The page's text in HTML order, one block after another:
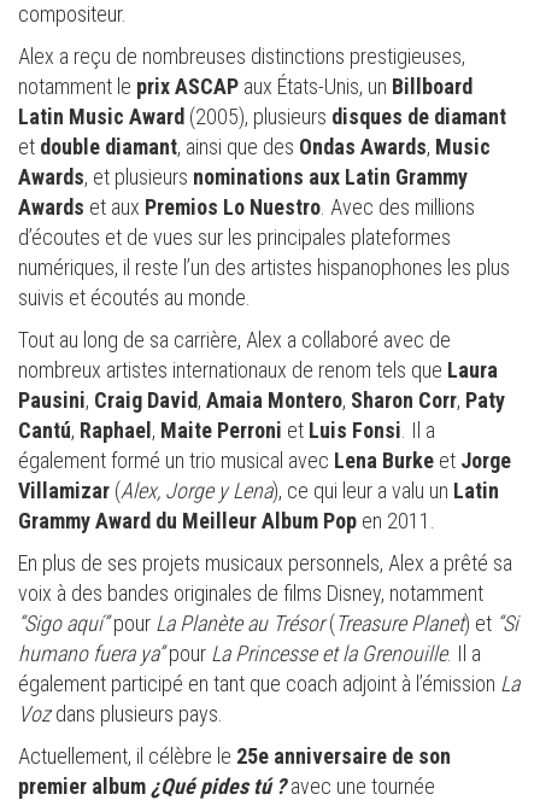
compositeur.
Alex a reçu de nombreuses distinctions prestigieuses,
notamment le prix ASCAP aux États-Unis, un Billboard
Latin Music Award (2005), plusieurs disques de diamant
et double diamant, ainsi que des Ondas Awards, Music
Awards, et plusieurs nominations aux Latin Grammy
Awards et aux Premios Lo Nuestro. Avec des millions
d’écoutes et de vues sur les principales plateformes
numériques, il reste l’un des artistes hispanophones les plus
suivis et écoutés au monde.
Tout au long de sa carrière, Alex a collaboré avec de
nombreux artistes internationaux de renom tels que Laura
Pausini, Craig David, Amaia Montero, Sharon Corr, Paty
Cantú, Raphael , Maite Perroni et Luis Fonsi. Il a
également formé un trio musical avec Lena Burke et Jorge
Villamizar (Alex, Jorge y Lena), ce qui leur a valu un Latin
Grammy Award du Meilleur Album Pop en 2011.
En plus de ses projets musicaux personnels, Alex a prêté sa
voix à des bandes originales de films Disney, notamment
“Sigo aquí”pour La Planète au Trésor(Treasure Planet) et “Si
humano fuera ya”pour La Princesse et la Grenouille. Il a
également participé en tant que coach adjoint à l’émission La
Vozdans plusieurs pays.
Actuellement, il célèbre le 25e anniversaire de son
premier album¿Qué pides tú ?avec une tournée